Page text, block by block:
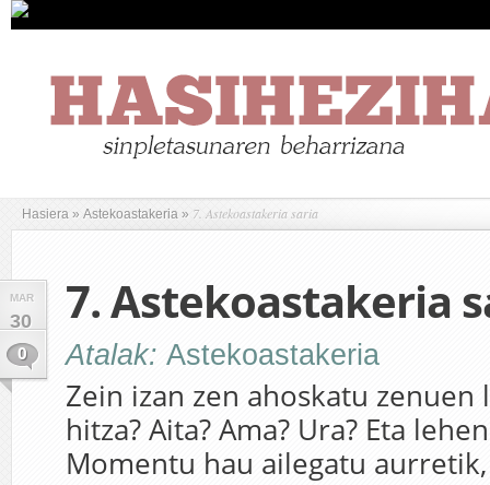
Hasiera » Astekoastakeria » 7. Astekoastakeria saria
MAR
30
0
7. Astekoastakeria
Atalak: Astekoastakeria
Zein izan zen ahoskatu zenuen
hitza? Aita? Ama? Ura? Eta
Momentu hau ailegatu